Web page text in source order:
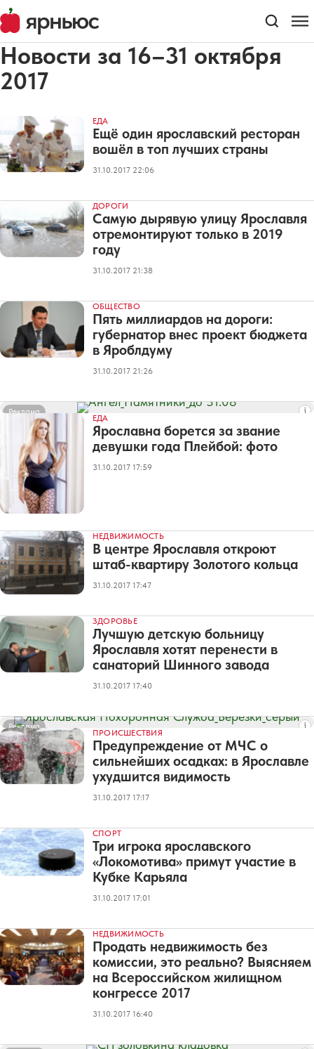
Новости за 16–31 октября
2017
ЕДА
Ещё один ярославский ресторан
вошёл в топ лучших страны
31.10.2017 22:06
ДОРОГИ
Самую дырявую улицу Ярославля
отремонтируют только в 2019
году
31.10.2017 21:38
ОБЩЕСТВО
Пять миллиардов на дороги:
губернатор внес проект бюджета
в Яроблдуму
31.10.2017 21:26
Реклама
ЕДА
Ярославна борется за звание
девушки года Плейбой: фото
31.10.2017 17:59
НЕДВИЖИМОСТЬ
В центре Ярославля откроют
штаб-квартиру Золотого кольца
31.10.2017 17:47
ЗДОРОВЬЕ
Лучшую детскую больницу
Ярославля хотят перенести в
санаторий Шинного завода
31.10.2017 17:40
Реклама
ПРОИСШЕСТВИЯ
Предупреждение от МЧС о
сильнейших осадках: в Ярославле
ухудшится видимость
31.10.2017 17:17
СПОРТ
Три игрока ярославского
«Локомотива» примут участие в
Кубке Карьяла
31.10.2017 17:01
НЕДВИЖИМОСТЬ
Продать недвижимость без
комиссии, это реально? Выясняем
на Всероссийском жилищном
конгрессе 2017
31.10.2017 16:40